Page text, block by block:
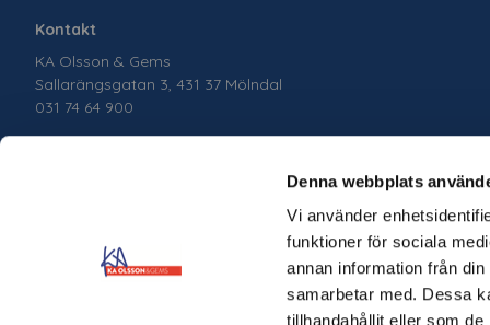
Denna webbplats
Vi använder
funktioner för sociala
annan information från
samarbetar med. Dessa
tillhandahållit eller som
Kontakt
KA Olsson & Gems
Sallarängsgatan 3, 431 37 Mölndal
031 74 64 900